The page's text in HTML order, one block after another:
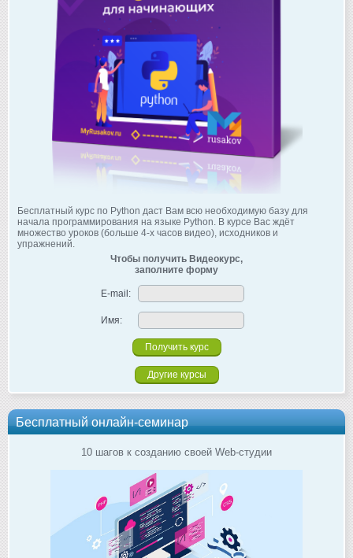
Бесплатный курс по Python даст Вам всю необходимую базу для
начала программирования на языке Python. В курсе Вас ждёт
множество уроков (больше 4-х часов видео), исходников и
упражнений.
Чтобы получить Видеокурс,
заполните форму
E-mail:
Имя:
Другие курсы
Бесплатный онлайн-семинар
10 шагов к созданию своей Web-студии